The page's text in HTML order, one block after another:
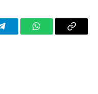
TelegramWhatsAppCopy